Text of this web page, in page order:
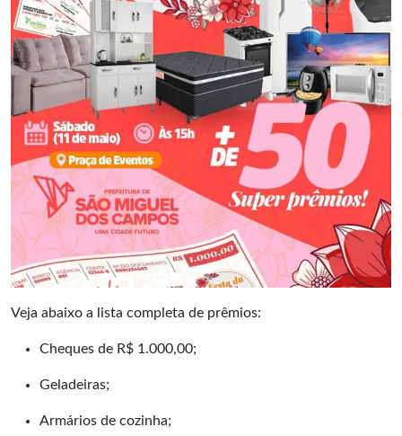
Veja abaixo a lista completa de prêmios:
Cheques de R$ 1.000,00;
Geladeiras;
Armários de cozinha;